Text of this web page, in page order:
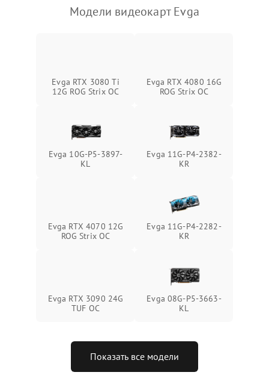
Модели видеокарт Evga
Evga RTX 3080 Ti
12G ROG Strix OC
Evga RTX 4080 16G
ROG Strix OC
Evga 10G-P5-3897-
KL
Evga 11G-P4-2382-
KR
Evga RTX 4070 12G
ROG Strix OC
Evga 11G-P4-2282-
KR
Evga RTX 3090 24G
TUF OC
Evga 08G-P5-3663-
KL
Показать все модели